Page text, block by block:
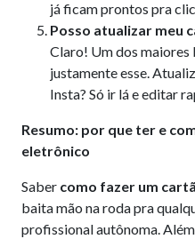
já ficam prontos pra
Posso atualizar meu
Claro! Um dos
justamente esse.
Insta? Só ir lá e editar
Resumo: por que ter e
eletrônico
Saber como fazer um
baita mão na roda pra
profissional autônoma.